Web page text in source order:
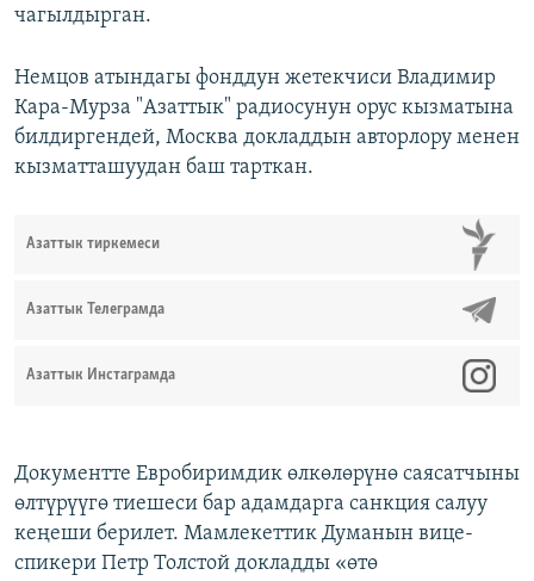
чагылдырган.
Немцов атындагы фонддун жетекчиси Владимир
Кара-Мурза "Азаттык" радиосунун орус кызматына
билдиргендей, Москва докладдын авторлору менен
кызматташуудан баш тарткан.
Азаттык тиркемеси
Азаттык Телеграмда
Азаттык Инстаграмда
Документте Евробиримдик өлкөлөрүнө саясатчыны
өлтүрүүгө тиешеси бар адамдарга санкция салуу
кеңеши берилет. Мамлекеттик Думанын вице-
спикери Петр Толстой докладды «өтө